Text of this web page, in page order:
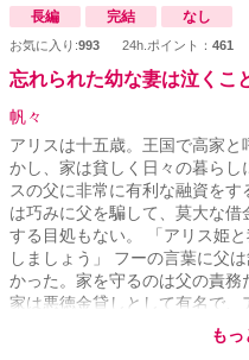
長編 完結 なし
お気に入り:993 24h.ポイント： 461
忘れられた幼な妻は泣くこ
帆々
アリスは十五歳。王国で高家
かし、家は貧しく日々の暮らし
スの父に非常に有利な融資を
は巧みに父を騙して、莫大な
する目処もない。 「アリス姫
しましょう」 フーの言葉に父
かった。家を守るのは父の責
家は悪徳金貸しとして有名で、
とになる。フーは彼女を監視
人が邸に迎え入れることを知
もっ